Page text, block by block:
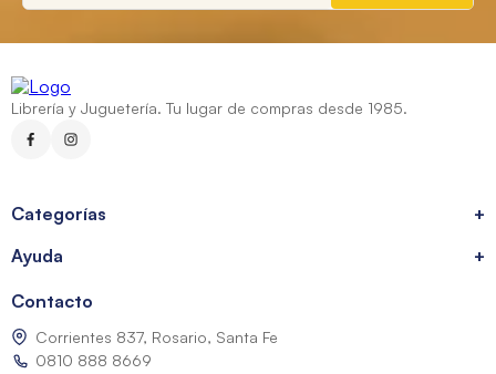
Librería y Juguetería. Tu lugar de compras desde 1985.
Categorías
+
Ayuda
+
Contacto
Corrientes 837, Rosario, Santa Fe
0810 888 8669